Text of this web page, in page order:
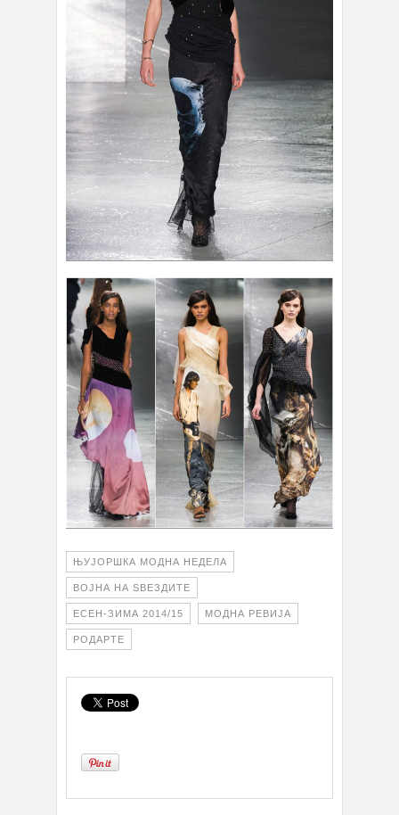
ЊУЈОРШКА МОДНА НЕДЕЛА
ВОЈНА НА ЅВЕЗДИТЕ
ЕСЕН-ЗИМА 2014/15 МОДНА РЕВИЈА
РОДАРТЕ